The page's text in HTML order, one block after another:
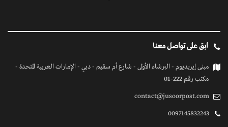
ابق على تواصل معنا
مبنى إيريديوم - البرشاء الأولى - شارع أم سقيم - دبي - الإمارات العربية المتحدة -
مكتب رقم 222-01
contact@jusoorpost.com
0097145832243